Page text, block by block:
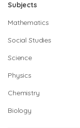
Subjects
Mathematics
Social Studies
Science
Physics
Chemistry
Biology